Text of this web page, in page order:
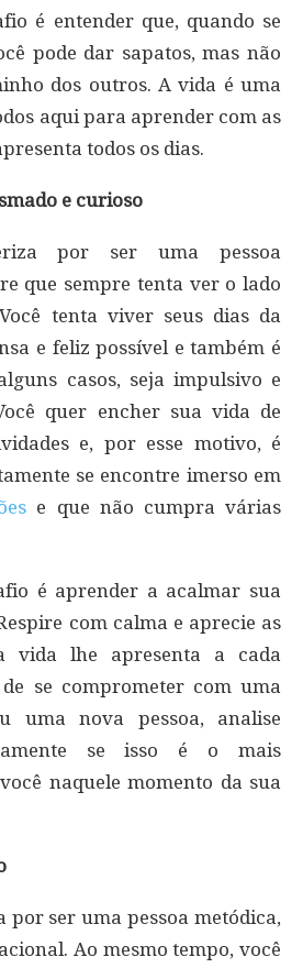
é entender que, quando se
pode dar sapatos, mas não
dos outros. A vida é uma
aqui para aprender com as
todos os dias.
e curioso
por ser uma pessoa
que sempre tenta ver o lado
tenta viver seus dias da
e feliz possível e também é
casos, seja impulsivo e
quer encher sua vida de
e, por esse motivo, é
se encontre imerso em
e que não cumpra várias
é aprender a acalmar sua
com calma e aprecie as
vida lhe apresenta a cada
se comprometer com uma
uma nova pessoa, analise
se isso é o mais
naquele momento da sua
por ser uma pessoa metódica,
Ao mesmo tempo, você